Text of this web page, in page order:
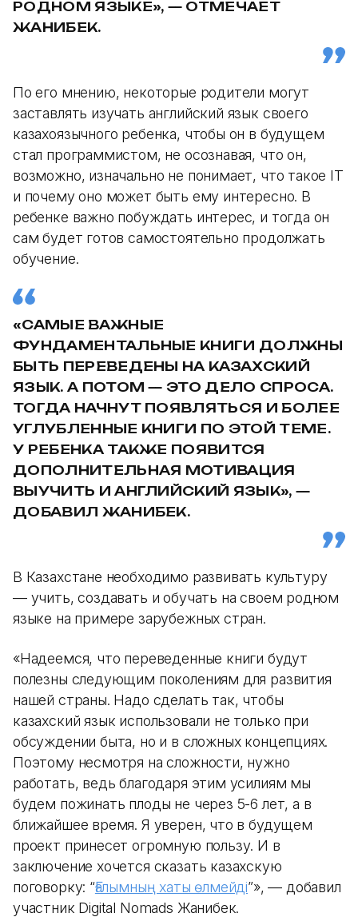
РОДНОМ ЯЗЫКЕ», — ОТМЕЧАЕТ
ЖАНИБЕК.
По его мнению, некоторые родители могут
заставлять изучать английский язык своего
казахоязычного ребенка, чтобы он в будущем
стал программистом, не осознавая, что он,
возможно, изначально не понимает, что такое IT
и почему оно может быть ему интересно. В
ребенке важно побуждать интерес, и тогда он
сам будет готов самостоятельно продолжать
обучение.
«САМЫЕ ВАЖНЫЕ
ФУНДАМЕНТАЛЬНЫЕ КНИГИ ДОЛЖНЫ
БЫТЬ ПЕРЕВЕДЕНЫ НА КАЗАХСКИЙ
ЯЗЫК. А ПОТОМ — ЭТО ДЕЛО СПРОСА.
ТОГДА НАЧНУТ ПОЯВЛЯТЬСЯ И БОЛЕЕ
УГЛУБЛЕННЫЕ КНИГИ ПО ЭТОЙ ТЕМЕ.
У РЕБЕНКА ТАКЖЕ ПОЯВИТСЯ
ДОПОЛНИТЕЛЬНАЯ МОТИВАЦИЯ
ВЫУЧИТЬ И АНГЛИЙСКИЙ ЯЗЫК», —
ДОБАВИЛ ЖАНИБЕК.
В Казахстане необходимо развивать культуру
— учить, создавать и обучать на своем родном
языке на примере зарубежных стран.
«Надеемся, что переведенные книги будут
полезны следующим поколениям для развития
нашей страны. Надо сделать так, чтобы
казахский язык использовали не только при
обсуждении быта, но и в сложных концепциях.
Поэтому несмотря на сложности, нужно
работать, ведь благодаря этим усилиям мы
будем пожинать плоды не через 5-6 лет, а в
ближайшее время. Я уверен, что в будущем
проект принесет огромную пользу. И в
заключение хочется сказать казахскую
поговорку: “Ғалымның хаты өлмейді”», — добавил
участник Digital Nomads Жанибек.